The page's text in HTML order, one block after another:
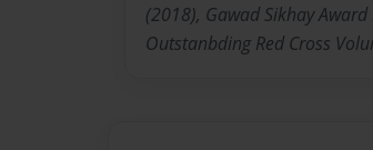
(2018), Gawad Sikhay
Outstanbding Red Cross